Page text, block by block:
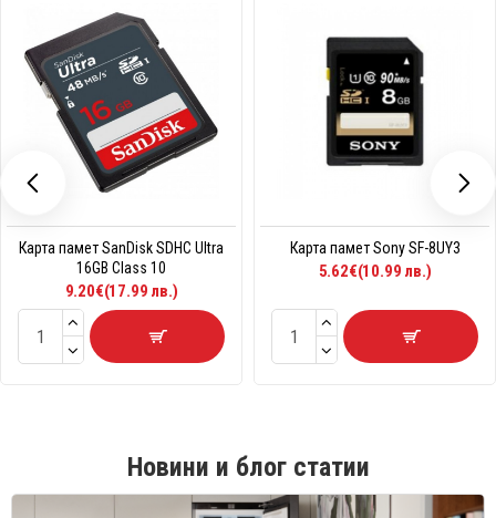
Карта памет SanDisk SDHC Ultra
16GB Class 10
9.20€(17.99 лв.)
Карта памет Sony SF-8UY3
5.62€(10.99 лв.)
Новини и блог статии